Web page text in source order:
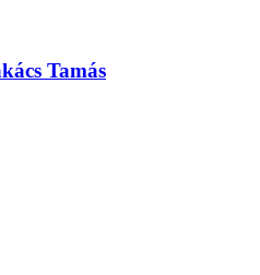
Tamás